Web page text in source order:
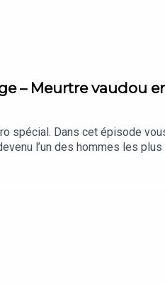
– Meurtre vaudou
spécial. Dans cet épisode
l’un des hommes les
de terres pour s’enrichir. Mis
Jusqu’à quand